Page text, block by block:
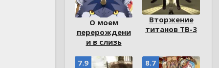
О моем
перерождени
и в слизь
Вторжение
титанов ТВ-3
7.9 8.7